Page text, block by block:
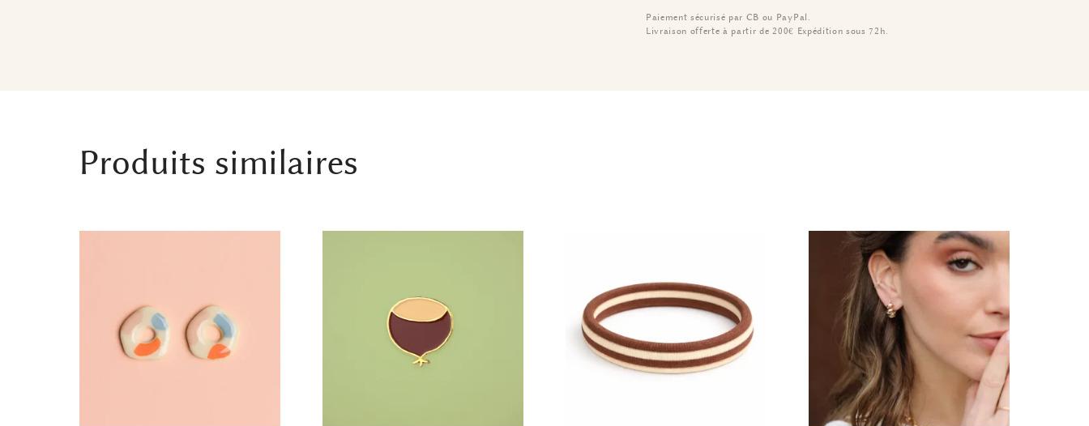
Paiement sécurisé par CB ou PayPal.
Livraison offerte à partir de 200€ Expédition sous 72h.
Produits similaires